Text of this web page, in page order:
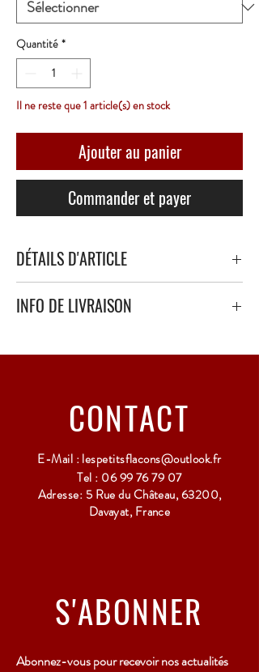
Quantité *
Il ne reste que 1 article(s) en stock
Ajouter au panier
Commander et payer
DÉTAILS D'ARTICLE
INFO DE LIVRAISON
polystyrène.
CONTACT
E-Mail :lespetitsflacons@outlook.fr
Tel : 06 99 76 79 07
Adresse: 5 Rue du Château, 63200,
Davayat, France
S'ABONNER
Abonnez-vous pour recevoir nos actualités